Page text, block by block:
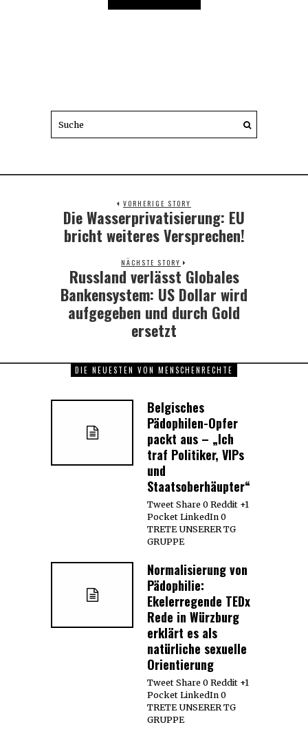
VORHERIGE STORY
Previous
post:
Die Wasserprivatisierung: EU
bricht weiteres Versprechen!
NÄCHSTE STORY
Next
post:
Russland verlässt Globales
Bankensystem: US Dollar wird
aufgegeben und durch Gold
ersetzt
DIE NEUESTEN VON MENSCHENRECHTE
Belgisches
Pädophilen-Opfer
packt aus – „Ich
traf Politiker, VIPs
und
Staatsoberhäupter“
Tweet Share 0 Reddit +1
Pocket LinkedIn 0
TRETE UNSERER TG
GRUPPE
Normalisierung von
Pädophilie:
Ekelerregende TEDx
Rede in Würzburg
erklärt es als
natürliche sexuelle
Orientierung
Tweet Share 0 Reddit +1
Pocket LinkedIn 0
TRETE UNSERER TG
GRUPPE